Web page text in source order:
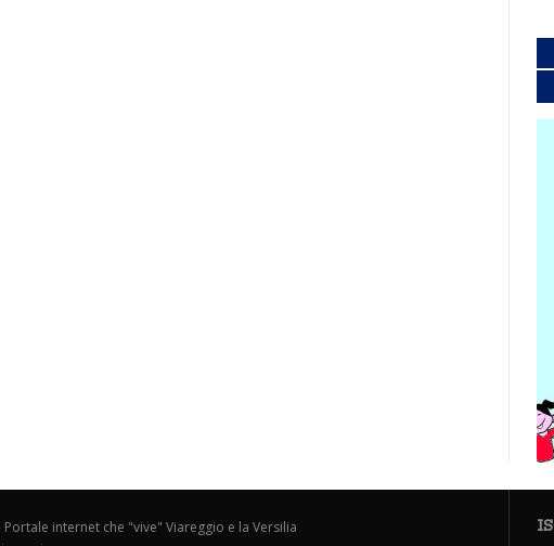
internet che "vive" Viareggio e la Versilia